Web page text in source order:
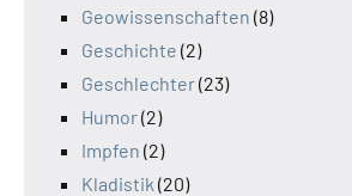
Geowissenschaften (8)
Geschichte (2)
Geschlechter(23)
Humor(2)
Impfen (2)
Kladistik (20)